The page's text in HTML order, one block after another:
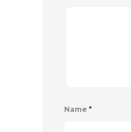
Name *